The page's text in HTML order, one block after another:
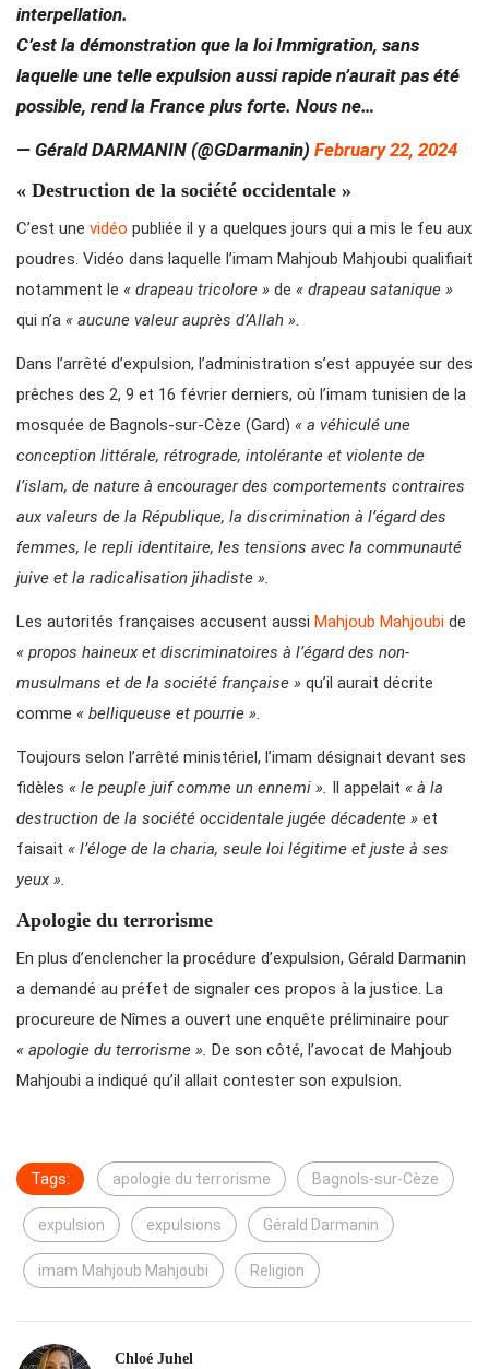
interpellation.
C’est la démonstration que la loi Immigration, sans
laquelle une telle expulsion aussi rapide n’aurait pas été
possible, rend la France plus forte. Nous ne…
— Gérald DARMANIN (@GDarmanin) February 22, 2024
« Destruction de la société occidentale »
C’est une vidéo publiée il y a quelques jours qui a mis le feu aux
poudres. Vidéo dans laquelle l’imam Mahjoub Mahjoubi qualifiait
notamment le « drapeau tricolore » de « drapeau satanique »
qui n’a « aucune valeur auprès d’Allah ».
Dans l’arrêté d’expulsion, l’administration s’est appuyée sur des
prêches des 2, 9 et 16 février derniers, où l’imam tunisien de la
mosquée de Bagnols-sur-Cèze (Gard) « a véhiculé une
conception littérale, rétrograde, intolérante et violente de
l’islam, de nature à encourager des comportements contraires
aux valeurs de la République, la discrimination à l’égard des
femmes, le repli identitaire, les tensions avec la communauté
juive et la radicalisation jihadiste ».
Les autorités françaises accusent aussi Mahjoub Mahjoubi de
« propos haineux et discriminatoires à l’égard des non-
musulmans et de la société française » qu’il aurait décrite
comme « belliqueuse et pourrie ».
Toujours selon l’arrêté ministériel, l’imam désignait devant ses
fidèles « le peuple juif comme un ennemi ». Il appelait « à la
destruction de la société occidentale jugée décadente » et
faisait « l’éloge de la charia, seule loi légitime et juste à ses
yeux ».
Apologie du terrorisme
En plus d’enclencher la procédure d’expulsion, Gérald Darmanin
a demandé au préfet de signaler ces propos à la justice. La
procureure de Nîmes a ouvert une enquête préliminaire pour
« apologie du terrorisme ». De son côté, l’avocat de Mahjoub
Mahjoubi a indiqué qu’il allait contester son expulsion.
Tags: apologie du terrorisme Bagnols-sur-Cèze
expulsion expulsions Gérald Darmanin
imam Mahjoub Mahjoubi Religion
Chloé Juhel